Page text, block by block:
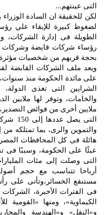
التى عينتهم...
لكن للحقيقة ان السادة
لضغوط كبيرة للإبقاء علي
الطويلة فى إدارة الشركات،
رؤساء شركات قابضة وشركات
بحجة قربهم من شخصيات مؤثرة
ويعد ملف الشركات القابضة
على مائدة الحكومة منذ
الشرايين التى تغذى
والخامات، وتوفر لها ملايين
ملايين أخرى من فوائض
التى
والتموين والرى، بما تمتلكه
عبئًا على الحكومة، وسببًا فى
التى وصلت إلى مئات
أرباحا تتناسب مع حجم
مستنقع الخسائر،وتأتى على
فى الفترات الأخيرة، الشركات
الكيماوية»، ومنها
و«النقل» و«الهندسة